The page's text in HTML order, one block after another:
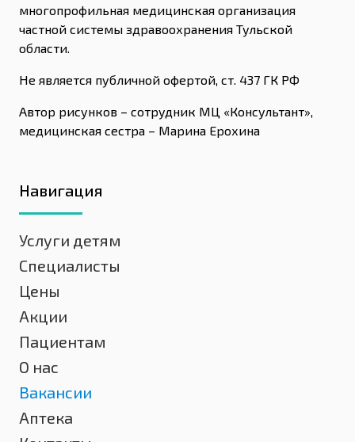
многопрофильная медицинская организация
частной системы здравоохранения Тульской
области.
Не является публичной офертой, ст. 437 ГК РФ
Автор рисунков – сотрудник МЦ «Консультант»,
медицинская сестра – Марина Ерохина
Навигация
Услуги детям
Специалисты
Цены
Акции
Пациентам
О нас
Вакансии
Аптека